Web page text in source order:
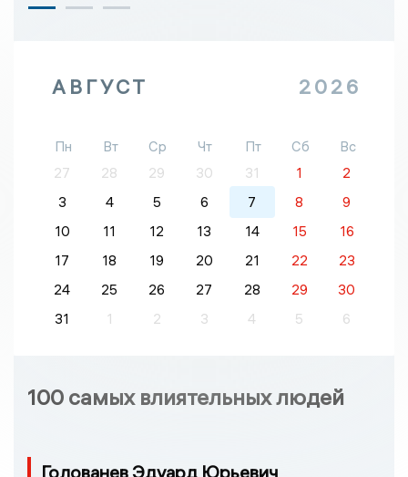
АВГУСТ 2026
Пн Вт Ср Чт Пт Сб
Вс
27
28 29 30 31 1
2
3
4 5 6 7 8
9
10
11 12 13 14 15
16
17
18 19 20 21 22
23
24
25 26 27 28 29
30
31
1 2 3 4 5 6
100 самых влиятельных людей
Голованев Эдуард Юрьевич